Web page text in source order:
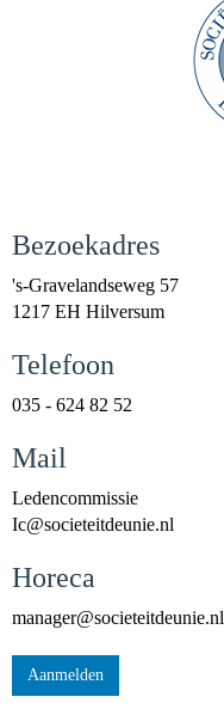
Bezoekadres
's-Gravelandseweg 57
1217 EH Hilversum
Telefoon
035 - 624 82 52
Mail
Ledencommissie
cI@societeitdeunie.nl
Horeca
reganam@societeitdeunie.nl
Aanmelden